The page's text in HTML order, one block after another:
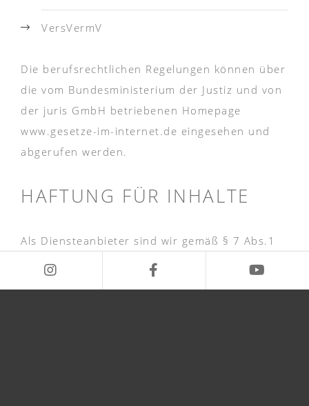
VersVermV
Die berufsrechtlichen Regelungen können über
die vom Bundesministerium der Justiz und von
der juris GmbH betriebenen Homepage
www.gesetze-im-internet.de eingesehen und
abgerufen werden.
HAFTUNG FÜR INHALTE
Als Diensteanbieter sind wir gemäß § 7 Abs.1
TMG für eigene Inhalte auf diesen Seiten nach
den allgemeinen Gesetzen verantwortlich. Nach